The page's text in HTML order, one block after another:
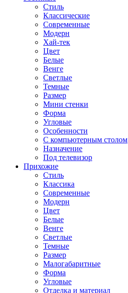
Стиль
Классические
Современные
Модерн
Хай-тек
Цвет
Белые
Венге
Светлые
Темные
Размер
Мини стенки
Форма
Угловые
Особенности
С компьютерным столом
Назначение
Под телевизор
Прихожие
Стиль
Классика
Современные
Модерн
Цвет
Белые
Венге
Светлые
Темные
Размер
Малогабаритные
Форма
Угловые
Отделка и материал